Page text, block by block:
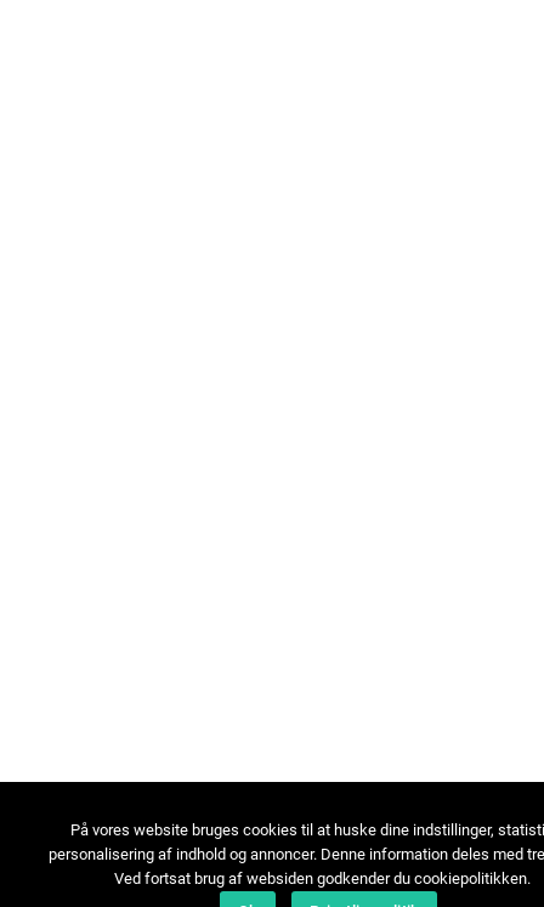
På vores website bruges cookies til at huske dine indstillinger,
personalisering af indhold og annoncer. Denne information deles med
Ved fortsat brug af websiden godkender du cookiepolitikken.